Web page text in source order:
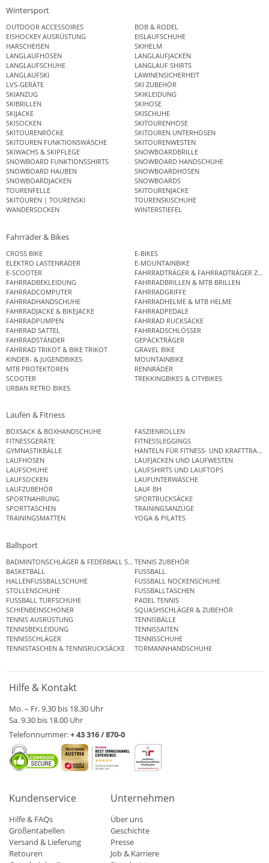
Wintersport
OUTDOOR ACCESSOIRES
BOB & RODEL
EISHOCKEY AUSRÜSTUNG
EISLAUFSCHUHE
HARSCHEISEN
SKIHELM
LANGLAUFHOSEN
LANGLAUFJACKEN
LANGLAUFSCHUHE
LANGLAUF SHIRTS
LANGLAUFSKI
LAWINENSICHERHEIT
LVS-GERÄTE
SKI ZUBEHÖR
SKIANZUG
SKIKLEIDUNG
SKIBRILLEN
SKIHOSE
SKIJACKE
SKISCHUHE
SKISOCKEN
SKITOURENHOSE
SKITOURENRÖCKE
SKITOUREN UNTERHOSEN
SKITOUREN FUNKTIONSWÄSCHE
SKITOURENWESTEN
SKIWACHS & SKIPFLEGE
SNOWBOARDBRILLE
SNOWBOARD FUNKTIONSSHIRTS
SNOWBOARD HANDSCHUHE
SNOWBOARD HAUBEN
SNOWBOARDHOSEN
SNOWBOARDJACKEN
SNOWBOARDS
TOURENFELLE
SKITOURENJACKE
SKITOUREN | TOURENSKI
TOURENSKISCHUHE
WANDERSOCKEN
WINTERSTIEFEL
Fahrräder & Bikes
CROSS BIKE
E-BIKES
ELEKTRO LASTENRÄDER
E-MOUNTAINBIKE
E-SCOOTER
FAHRRADTRÄGER & FAHRRADTRÄGER
FAHRRADBEKLEIDUNG
FAHRRADBRILLEN & MTB BRILLEN
FAHRRADCOMPUTER
FAHRRADGRIFFE
FAHRRADHANDSCHUHE
FAHRRADHELME & MTB HELME
FAHRRADJACKE & BIKEJACKE
FAHRRADPEDALE
FAHRRADPUMPEN
FAHRRAD RUCKSÄCKE
FAHRRAD SATTEL
FAHRRADSCHLÖSSER
FAHRRADSTÄNDER
GEPÄCKTRÄGER
FAHRRAD TRIKOT & BIKE TRIKOT
GRAVEL BIKE
KINDER- & JUGENDBIKES
MOUNTAINBIKE
MTB PROTEKTOREN
RENNRÄDER
SCOOTER
TREKKINGBIKES & CITYBIKES
URBAN RETRO BIKES
Laufen & Fitness
BOXSACK & BOXHANDSCHUHE
FASZIENROLLEN
FITNESSGERÄTE
FITNESSLEGGINGS
GYMNASTIKBÄLLE
HANTELN FÜR FITNESS- UND
LAUFHOSEN
LAUFJACKEN UND LAUFWESTEN
LAUFSCHUHE
LAUFSHIRTS UND LAUFTOPS
LAUFSOCKEN
LAUFUNTERWÄSCHE
LAUFZUBEHÖR
LAUF BH
SPORTNAHRUNG
SPORTRUCKSÄCKE
SPORTTASCHEN
TRAININGSANZÜGE
TRAININGSMATTEN
YOGA & PILATES
Ballsport
BADMINTONSCHLÄGER & FEDERBALL SETSTENNIS ZUBEHÖR
BASKETBALL
FUSSBALL
HALLENFUSSBALLSCHUHE
FUSSBALL NOCKENSCHUHE
STOLLENSCHUHE
FUSSBALLTASCHEN
FUSSBALL TURFSCHUHE
PADEL TENNIS
SCHIENBEINSCHONER
SQUASHSCHLÄGER & ZUBEHÖR
TENNIS AUSRÜSTUNG
TENNISBÄLLE
TENNISBEKLEIDUNG
TENNISSAITEN
TENNISSCHLÄGER
TENNISSCHUHE
TENNISTASCHEN & TENNISRUCKSÄCKE
TORMANNHANDSCHUHE
Hilfe & Kontakt
Mo. – Fr. 9.30 bis 18.30 Uhr
Sa. 9.30 bis 18.00 Uhr
Telefonnummer:+ 43 316 / 870-0
Kundenservice
Hilfe & FAQs
Größentabellen
Versand & Lieferung
Retouren
Unternehmen
Über uns
Geschichte
Presse
Job & Karriere